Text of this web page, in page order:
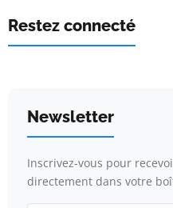
Restez connecté
Newsletter
Inscrivez-vous pour
directement dans votre